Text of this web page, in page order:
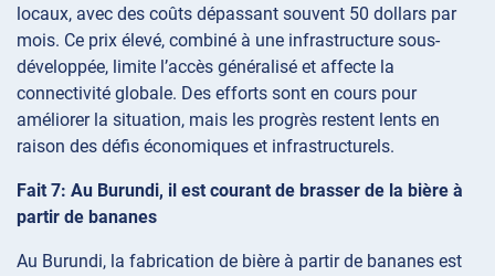
locaux, avec des coûts dépassant souvent 50 dollars par
mois. Ce prix élevé, combiné à une infrastructure sous-
développée, limite l’accès généralisé et affecte la
connectivité globale. Des efforts sont en cours pour
améliorer la situation, mais les progrès restent lents en
raison des défis économiques et infrastructurels.
Fait 7: Au Burundi, il est courant de brasser de la bière à
partir de bananes
Au Burundi, la fabrication de bière à partir de bananes est